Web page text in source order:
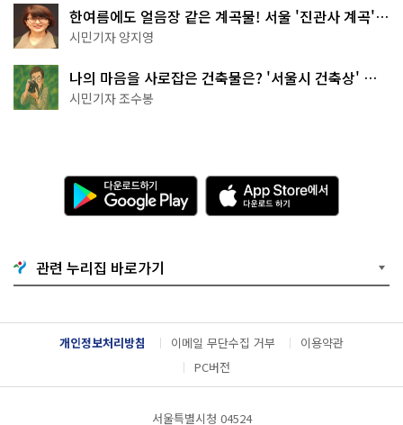
한여름에도 얼음장 같은 계곡물! 서울 '진관사 계곡'이
천국이네~
시민기자 양지영
나의 마음을 사로잡은 건축물은? '서울시 건축상' 수
상작 공개!
시민기자 조수봉
다
운
로
기
G
o
g
l
e
l
A
p
p
e
서
다
운
드
관련 누리집 바로가기
개인정보처리방침 이메일 무단수집 거부
이용약관
PC버전
서울특별시청 04524